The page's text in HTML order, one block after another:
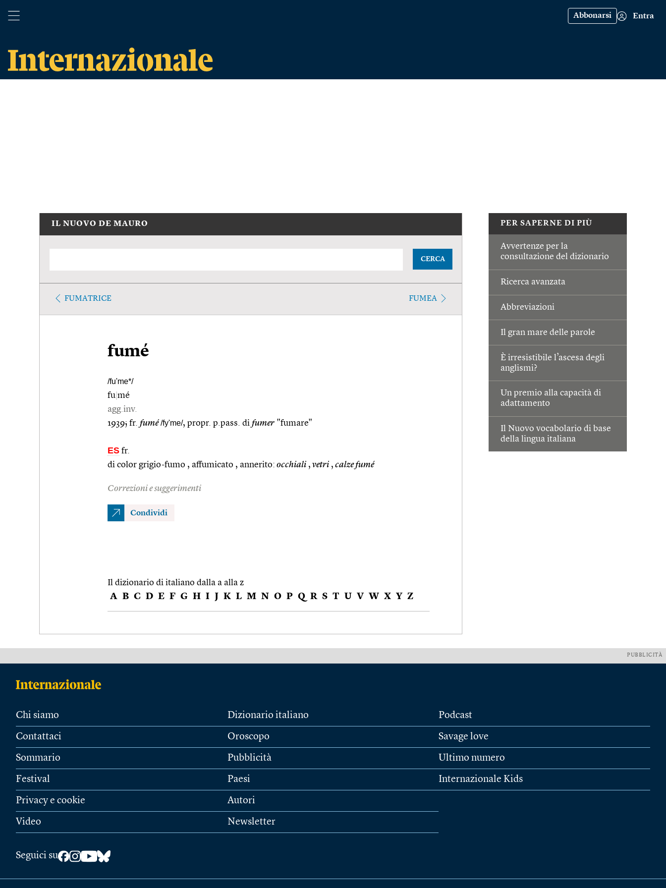
Abbonarsi Entra
PER SAPERNE DI PIÙ
Avvertenze per la
consultazione del dizionario
Ricerca avanzata
Abbreviazioni
Il gran mare delle parole
È irresistibile l’ascesa degli
anglismi?
Un premio alla capacità di
adattamento
Il Nuovo vocabolario di base
della lingua italiana
IL NUOVO DE MAURO
CERCA
FUMATRICE FUMEA
fumé
/fu'me*/
fu mé
agg.inv.
1939; fr. fumé /fy'me/, propr. p.pass. di fumer "fumare"
ES fr.
di color grigio-fumo , affumicato , annerito: occhiali , vetri , calze fumé
Correzioni e suggerimenti
Condividi
Il dizionario di italiano dalla a alla z
A B C D E F G H I J K L M N O P Q R S T U V W X Y Z
PUBBLICITÀ
Chi siamo
Contattaci
Sommario
Festival
Privacy e cookie
Video
Dizionario italiano
Oroscopo
Pubblicità
Paesi
Autori
Newsletter
Podcast
Savage love
Ultimo numero
Internazionale Kids
Seguici su